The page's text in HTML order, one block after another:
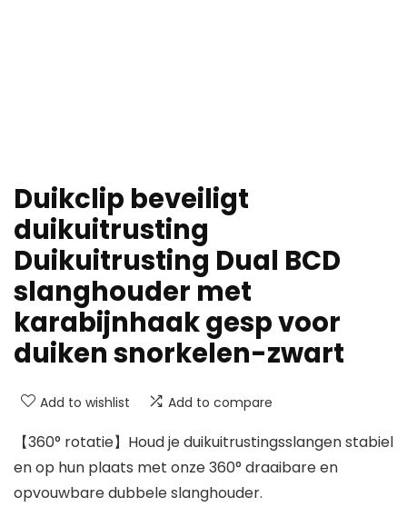
Duikclip beveiligt
duikuitrusting
Duikuitrusting Dual BCD
slanghouder met
karabijnhaak gesp voor
duiken snorkelen-zwart
Add to wishlist Add to compare
【360° rotatie】Houd je duikuitrustingsslangen stabiel
en op hun plaats met onze 360° draaibare en
opvouwbare dubbele slanghouder.